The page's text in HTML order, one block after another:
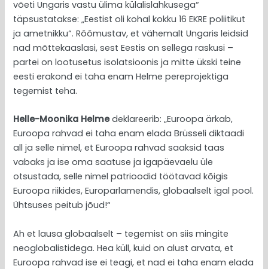
võeti Ungaris vastu ülima külalislahkusega“
täpsustatakse: „Eestist oli kohal kokku 16 EKRE poliitikut
ja ametnikku“. Rõõmustav, et vähemalt Ungaris leidsid
nad mõttekaaslasi, sest Eestis on sellega raskusi –
partei on lootusetus isolatsioonis ja mitte ükski teine
eesti erakond ei taha enam Helme pereprojektiga
tegemist teha.
Helle-Moonika Helmedeklareerib: „Euroopa ärkab,
Euroopa rahvad ei taha enam elada Brüsseli diktaadi
all ja selle nimel, et Euroopa rahvad saaksid taas
vabaks ja ise oma saatuse ja igapäevaelu üle
otsustada, selle nimel patrioodid töötavad kõigis
Euroopa riikides, Europarlamendis, globaalselt igal pool.
Ühtsuses peitub jõud!“
Ah et lausa globaalselt – tegemist on siis mingite
neoglobalistidega. Hea küll, kuid on alust arvata, et
Euroopa rahvad ise ei teagi, et nad ei taha enam elada